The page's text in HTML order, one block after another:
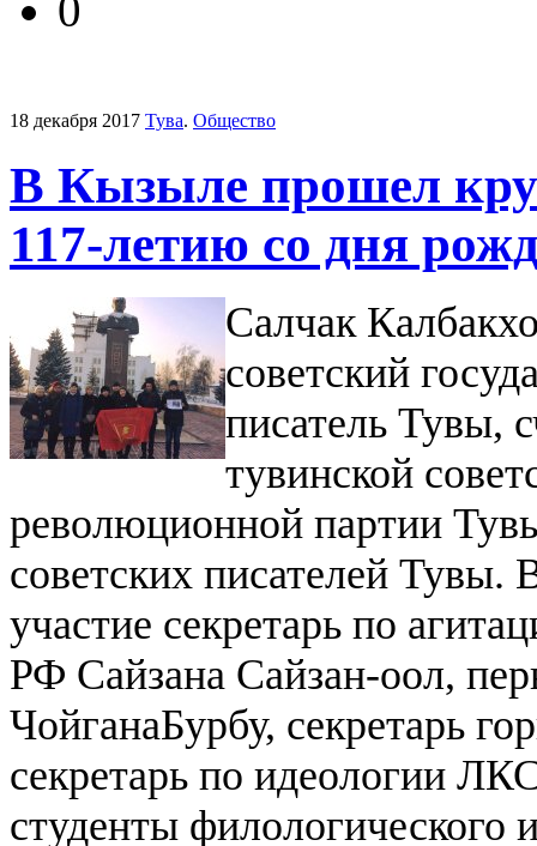
18 декабря 2017 Тува. Общество
В Кызыле прошел
117-летию со дня
Салчак
советский
писатель Тувы,
тувинской
революционной партии
советских писателей Тувы.
участие секретарь по
РФ Сайзана Сайзан-оол,
ЧойганаБурбу, секретарь
секретарь по идеологии
студенты филологического